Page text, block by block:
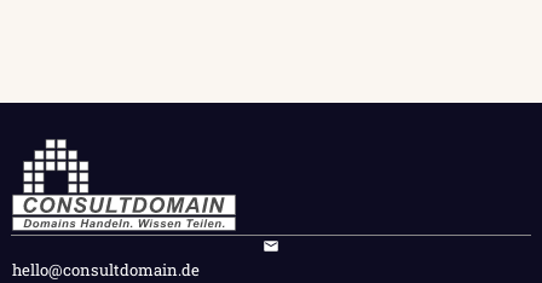
hello@consultdomain.de